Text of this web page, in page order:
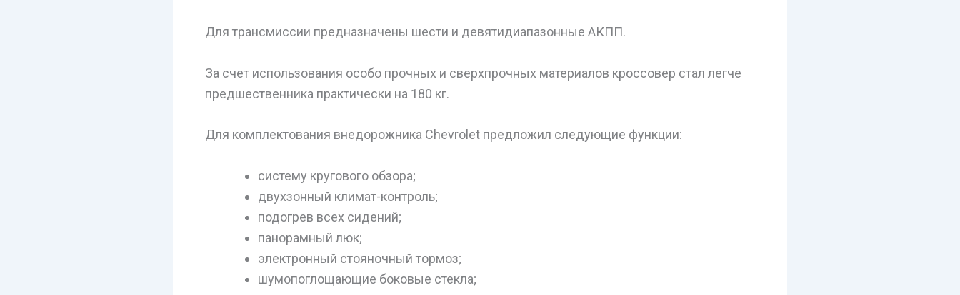
Для трансмиссии предназначены шести и девятидиапазонные АКПП.
За счет использования особо прочных и сверхпрочных материалов кроссовер стал легче
предшественника практически на 180 кг.
Для комплектования внедорожника Chevrolet предложил следующие функции:
систему кругового обзора;
двухзонный климат-контроль;
подогрев всех сидений;
панорамный люк;
электронный стояночный тормоз;
шумопоглощающие боковые стекла;